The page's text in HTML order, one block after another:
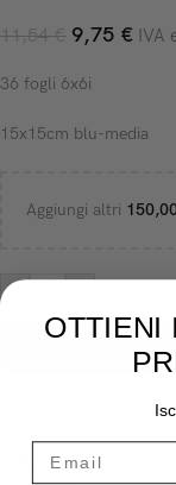
11,54€ 9,75 € IVA
36 fogli 6x6i
15x15cm blu-media
Aggiungi altri
1835160
OTTIENI